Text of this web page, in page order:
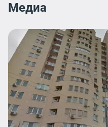
Медиа